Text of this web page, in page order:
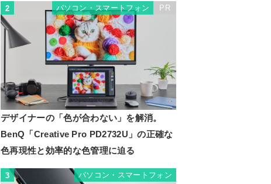
2 パソコン・スマートフォン PR
デザイナーの「色が合わない」を解消。
BenQ「Creative Pro PD2732U」の正確な
色再現性と効率的な色管理に迫る
3 パソコン・スマートフォン